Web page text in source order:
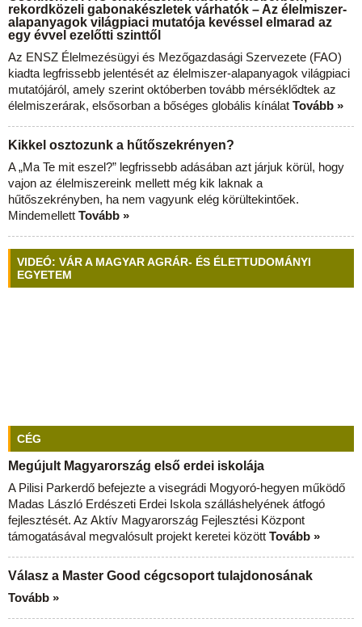
rekordközeli gabonakészletek várhatók – Az élelmiszer-
alapanyagok világpiaci mutatója kevéssel elmarad az
egy évvel ezelőtti szinttől
Az ENSZ Élelmezésügyi és Mezőgazdasági Szervezete (FAO)
kiadta legfrissebb jelentését az élelmiszer-alapanyagok világpiaci
mutatójáról, amely szerint októberben tovább mérséklődtek az
élelmiszerárak, elsősorban a bőséges globális kínálat Tovább »
Kikkel osztozunk a hűtőszekrényen?
A „Ma Te mit eszel?” legfrissebb adásában azt járjuk körül, hogy
vajon az élelmiszereink mellett még kik laknak a
hűtőszekrényben, ha nem vagyunk elég körültekintőek.
Mindemellett Tovább »
VIDEÓ: VÁR A MAGYAR AGRÁR- ÉS ÉLETTUDOMÁNYI
EGYETEM
CÉG
Megújult Magyarország első erdei iskolája
A Pilisi Parkerdő befejezte a visegrádi Mogyoró-hegyen működő
Madas László Erdészeti Erdei Iskola szálláshelyének átfogó
fejlesztését. Az Aktív Magyarország Fejlesztési Központ
támogatásával megvalósult projekt keretei között Tovább »
Válasz a Master Good cégcsoport tulajdonosának
Tovább »